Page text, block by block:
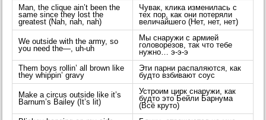
Man, the clique ain’t been the
same since they lost the
greatest (Nah, nah, nah)
Чувак, клика изменилась с
тех пор, как они потеряли
величайшего (Нет, нет, нет)
We outside with the army, so
you need the—, uh-uh
Мы снаружи с армией
головорезов, так что тебе
нужно… э-э-э
Them boys rollin’ all brown like
they whippin’ gravy
Эти парни распаляются, как
будто взбивают соус
Make a circus outside like it’s
Barnum’s Bailey (It’s lit)
Устроим цирк снаружи, как
будто это Бейли Барнума
(Всё круто)